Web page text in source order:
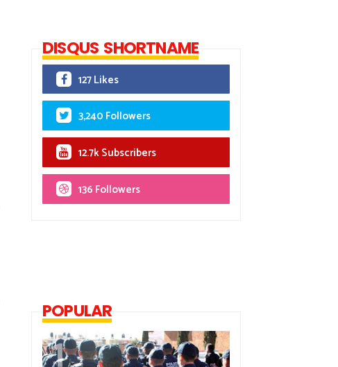
DISQUS SHORTNAME
127 Likes
3,240 Followers
12.7k Subscribers
136 Followers
POPULAR